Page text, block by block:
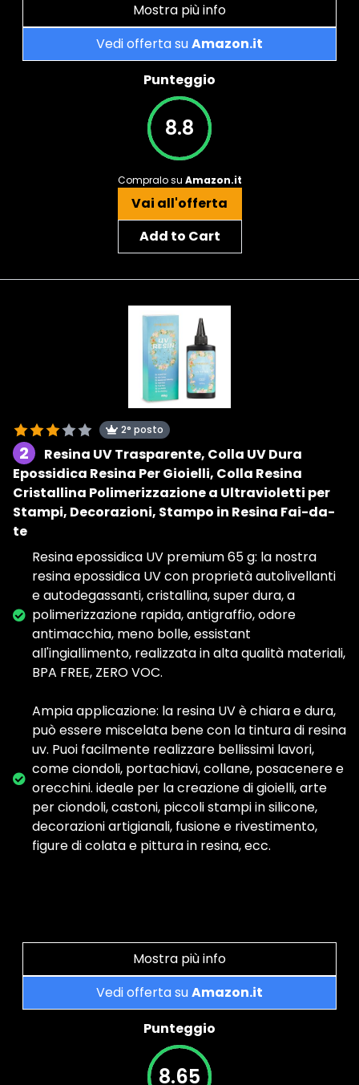
Mostra più info
Vedi offerta suAmazon.it
Punteggio
8.8
Compralo su Amazon.it
Vai all'offerta
Add to Cart
2° posto
2
Resina UV Trasparente, Colla UV Dura
Epossidica Resina Per Gioielli, Colla Resina
Cristallina Polimerizzazione a Ultravioletti per
Stampi, Decorazioni, Stampo in Resina Fai-da-
te
Resina epossidica UV premium 65 g: la nostra
resina epossidica UV con proprietà autolivellanti
e autodegassanti, cristallina, super dura, a
polimerizzazione rapida, antigraffio, odore
antimacchia, meno bolle, essistant
all'ingiallimento, realizzata in alta qualità materiali,
BPA FREE, ZERO VOC.
Ampia applicazione: la resina UV è chiara e dura,
può essere miscelata bene con la tintura di resina
uv. Puoi facilmente realizzare bellissimi lavori,
come ciondoli, portachiavi, collane, posacenere e
orecchini. ideale per la creazione di gioielli, arte
per ciondoli, castoni, piccoli stampi in silicone,
decorazioni artigianali, fusione e rivestimento,
figure di colata e pittura in resina, ecc.
Mostra più info
Vedi offerta suAmazon.it
Punteggio
8.65